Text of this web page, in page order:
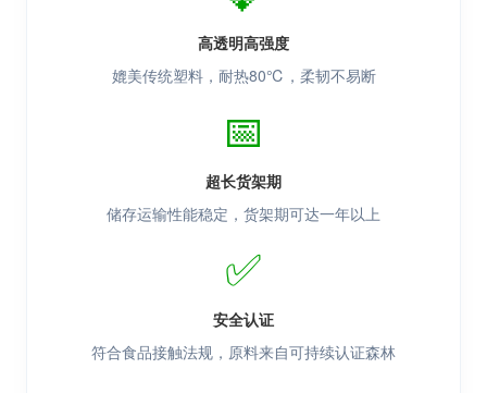
高透明高强度
媲美传统塑料，耐热80℃，柔韧不易断
📅
超长货架期
储存运输性能稳定，货架期可达一年以上
✅
安全认证
符合食品接触法规，原料来自可持续认证森林